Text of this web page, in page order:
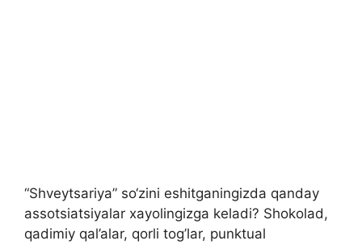
“Shveytsariya” so‘zini eshitganingizda qanday
assotsiatsiyalar xayolingizga keladi? Shokolad,
qadimiy qal’alar, qorli tog’lar, punktual